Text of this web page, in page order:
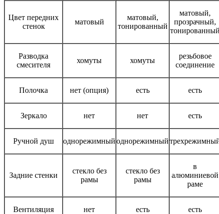
Цвет передних
стенок
матовый
матовый,
тонированный
матовый,
прозрачный,
Разводка
смесителя
хомуты хомуты
резьбовое
соединение
Полочка нет (опция) есть есть
Зеркало нет нет есть
Ручной душ однорежимныйоднорежимный
Задние стенки
стекло без
рамы
стекло без
рамы
в
алюминиевой
раме
Вентиляция нет есть есть